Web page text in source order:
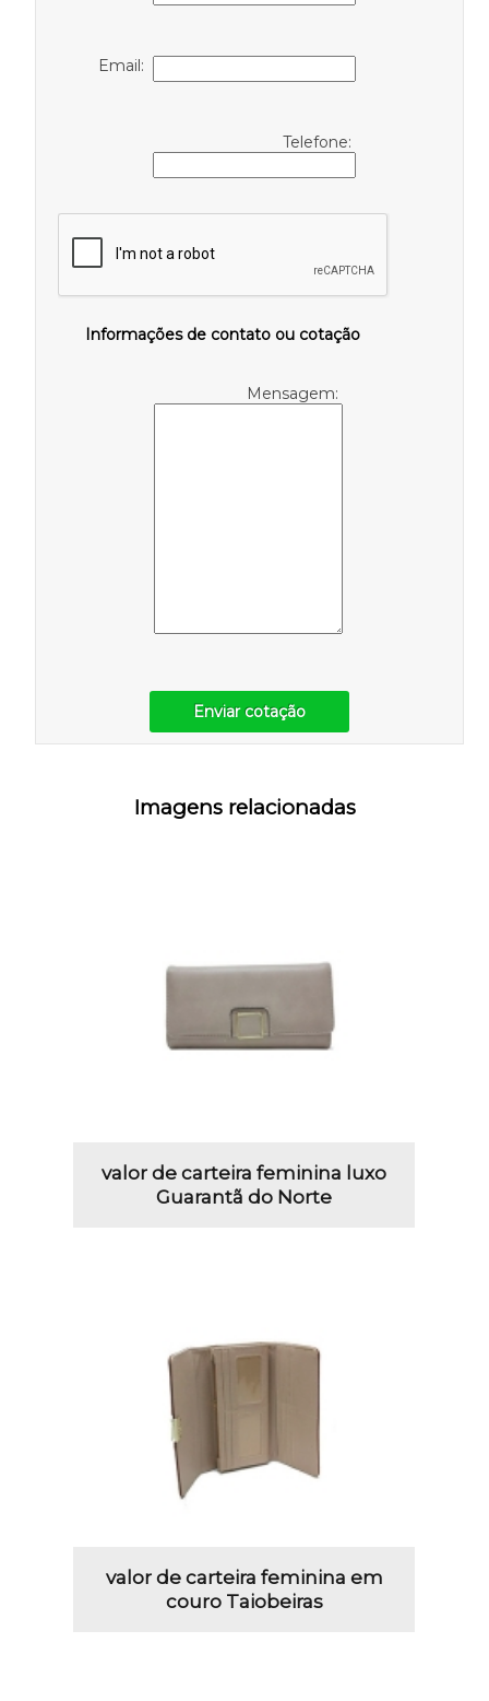
Email:
Telefone:
Informações de contato ou cotação
Mensagem:
Enviar cotação
Imagens relacionadas
valor de carteira feminina luxo
Guarantã do Norte
valor de carteira feminina em
couro Taiobeiras